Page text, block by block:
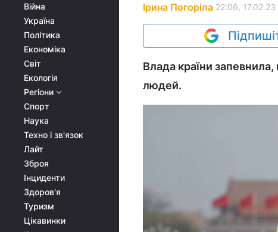
Війна
Україна
Політика
Економіка
Світ
Екологія
Регіони
Спорт
Наука
Техно і зв'язок
Лайт
Зброя
Інциденти
Здоров'я
Туризм
Цікавинки
Ірина Погоріла 22:06, 17.02.23
Влада країни запевнила,
людей.